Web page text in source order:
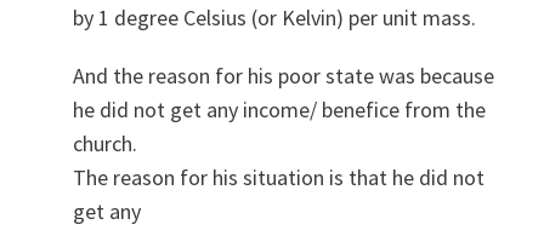
by 1 degree Celsius (or Kelvin) per unit mass.
And the reason for his poor state was because
he did not get any income/ benefice from the
church.
The reason for his situation is that he did not
get any